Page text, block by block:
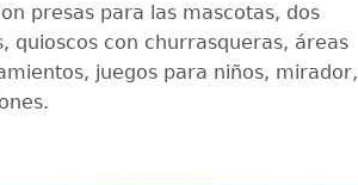
presas para las mascotas, dos
quioscos con churrasqueras, áreas
juegos para niños, mirador,